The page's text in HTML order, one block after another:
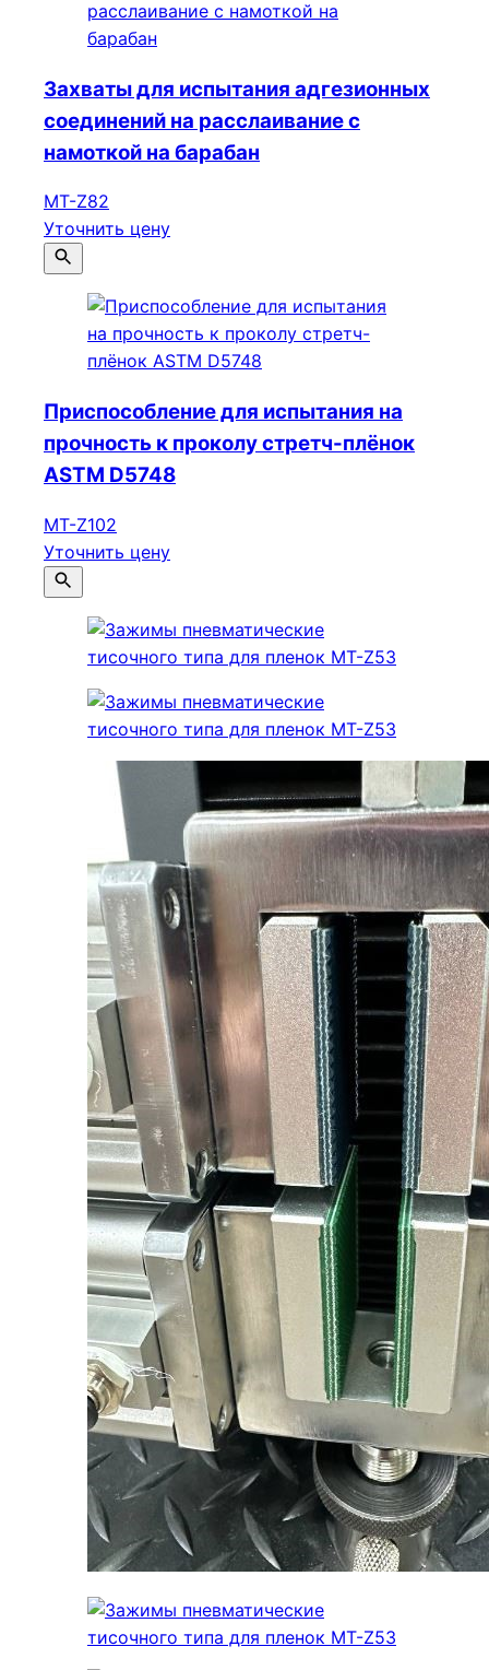
Захваты для испытания адгезионных
соединений на расслаивание с
намоткой на барабан
МТ-Z82
Уточнить цену
Приспособление для испытания на
прочность к проколу стретч-плёнок
ASTM D5748
МТ-Z102
Уточнить цену